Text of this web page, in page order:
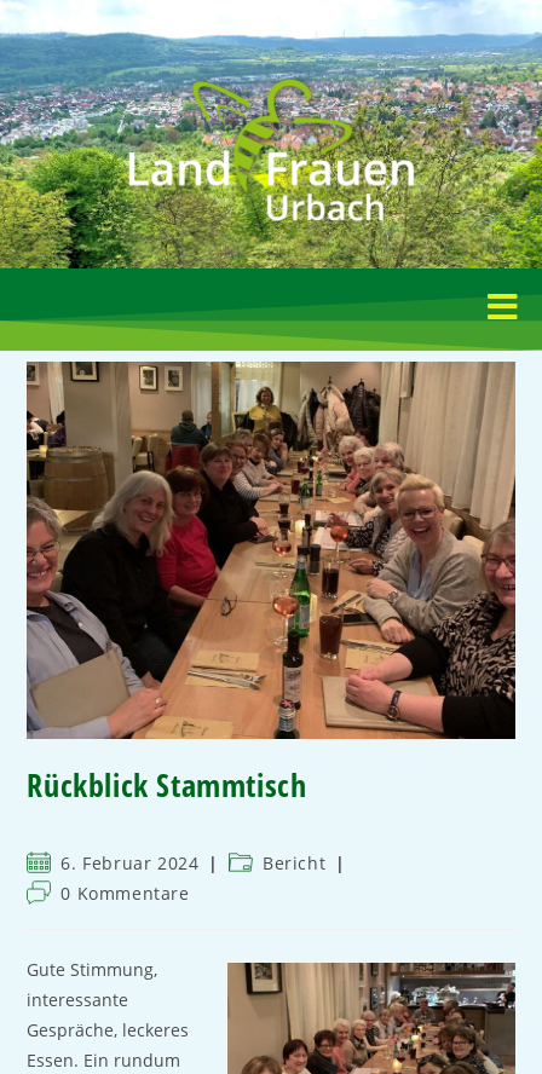
Rückblick Stammtisch
6. Februar 2024
Bericht
0 Kommentare
Gute Stimmung,
interessante
Gespräche, leckeres
Essen. Ein rundum